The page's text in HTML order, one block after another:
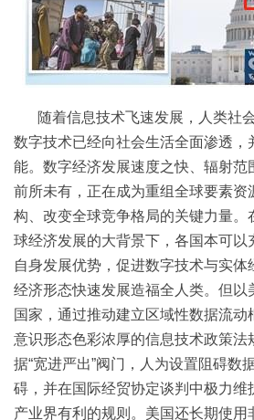
随着信息技术飞速发展，人类社
数字技术已经向社会生活全面渗透，
能。数字经济发展速度之快、辐射范
前所未有，正在成为重组全球要素资
构、改变全球竞争格局的关键力量。
球经济发展的大背景下，各国本可以
自身发展优势，促进数字技术与实
经济形态快速发展造福全人类。但以
国家，通过推动建立区域性数据流动
意识形态色彩浓厚的信息技术政策法
据“宽进严出”阀门，人为设置阻碍数
碍，并在国际经贸协定谈判中极力维
产业界有利的规则。美国还长期使用